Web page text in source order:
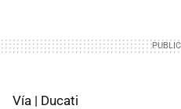
Vía | Ducati